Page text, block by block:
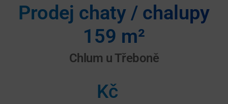
Prodej chaty / chalupy
159 m²
Chlum u Třeboně
Kč